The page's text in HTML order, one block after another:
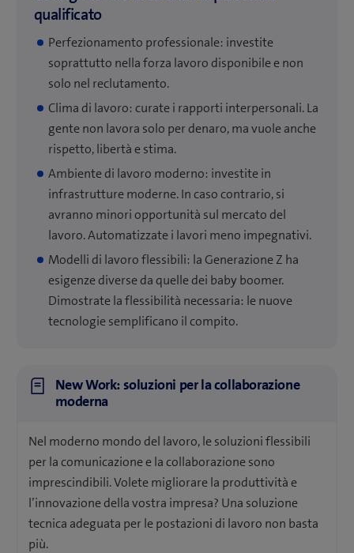
qualificato
Perfezionamento professionale: investite
soprattutto nella forza lavoro disponibile e non
solo nel reclutamento.
Clima di lavoro: curate i rapporti interpersonali. La
gente non lavora solo per denaro, ma vuole anche
rispetto, libertà e stima.
Ambiente di lavoro moderno: investite in
infrastrutture moderne. In caso contrario, si
avranno minori opportunità sul mercato del
lavoro. Automatizzate i lavori meno impegnativi.
Modelli di lavoro flessibili: la Generazione Z ha
esigenze diverse da quelle dei baby boomer.
Dimostrate la flessibilità necessaria: le nuove
tecnologie semplificano il compito.
New Work: soluzioni per la collaborazione
moderna
Nel moderno mondo del lavoro, le soluzioni flessibili
per la comunicazione e la collaborazione sono
imprescindibili. Volete migliorare la produttività e
l’innovazione della vostra impresa? Una soluzione
tecnica adeguata per le postazioni di lavoro non basta
più.